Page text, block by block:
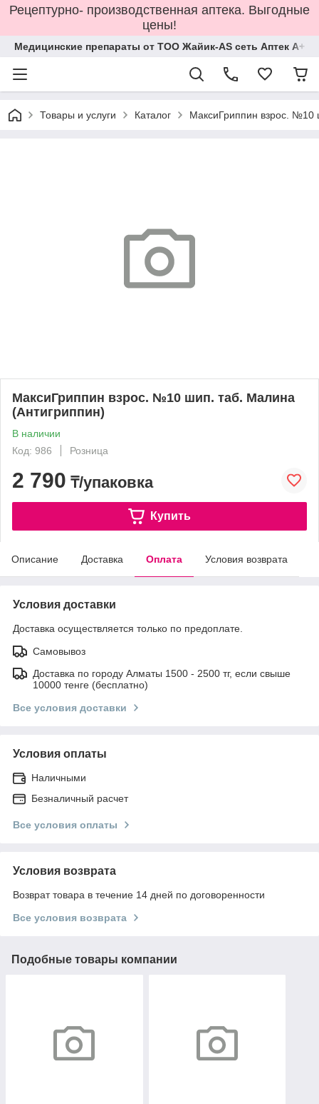
Рецептурно- производственная аптека. Выгодные
цены!
Медицинские препараты от ТОО Жайик-AS сеть Аптек А+
Товары и услуги Каталог МаксиГриппин взрос. №10
МаксиГриппин взрос. №10 шип. таб. Малина
(Антигриппин)
В наличии
Код: 986
Розница
2 790 ₸/упаковка
Купить
Описание Доставка Оплата Условия возврата
Условия доставки
Доставка осуществляется только по предоплате.
Самовывоз
Доставка по городу Алматы 1500 - 2500 тг, если свыше
10000 тенге (бесплатно)
Все условия доставки
Условия оплаты
Наличными
Безналичный расчет
Все условия оплаты
Условия возврата
Возврат товара в течение 14 дней по договоренности
Все условия возврата
Подобные товары компании